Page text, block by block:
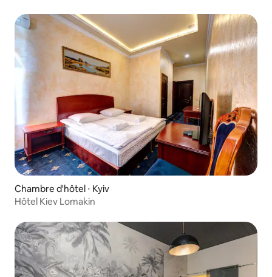
Chambre d'hôtel ⋅ Kyiv
Hôtel Kiev Lomakin